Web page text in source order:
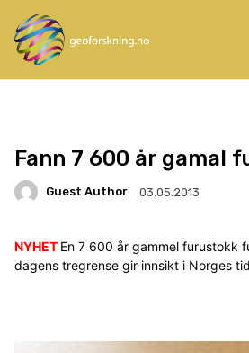
Fann 7 600 år gamal
Guest Author 03.05.2013
NYHET En 7 600 år gammel furustokk
dagens tregrense gir innsikt i Norges